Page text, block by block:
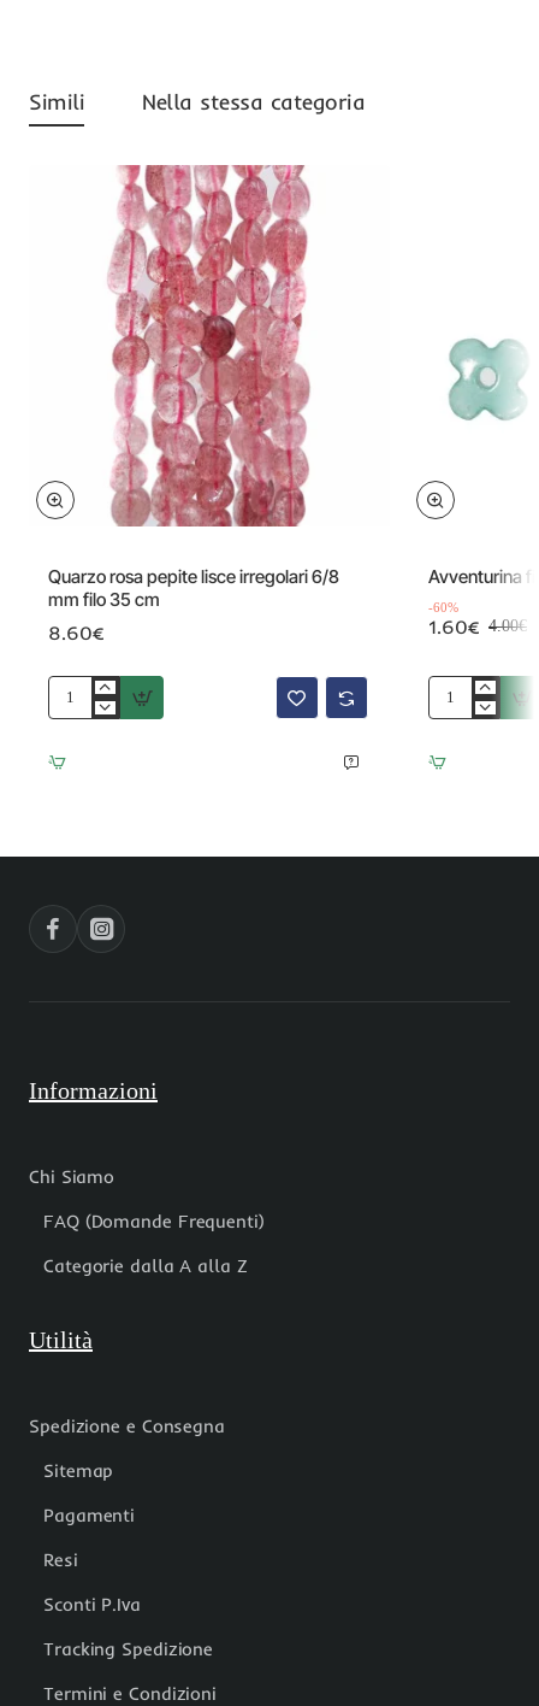
Simili Nella stessa categoria
Quarzo rosa pepite lisce irregolari 6/8
mm filo 35 cm
8.60€
Quarzo
pepite
lisce
cm
Avventurina
-60%
1.60€ 4.00€
Avventurina
15
mm
Informazioni
Chi Siamo
FAQ (Domande Frequenti)
Categorie dalla A alla Z
Utilità
Spedizione e Consegna
Sitemap
Pagamenti
Resi
Sconti P.Iva
Tracking Spedizione
Termini e Condizioni